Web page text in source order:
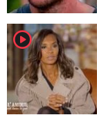
player2